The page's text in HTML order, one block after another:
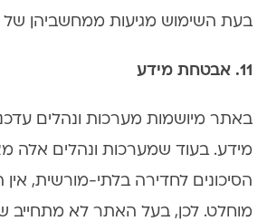
בעת השימוש מגיעות ממחשביהן של
11. אבטחת מידע
באתר מיושמות מערכות ונהלים
מידע. בעוד שמערכות ונהלים אלה
הסיכונים לחדירה בלתי-מורשית, אין
מוחלט. לכן, בעל האתר לא מתחייב